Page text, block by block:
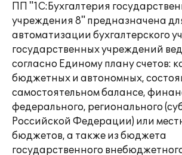
ПП "1С:Бухгалтерия
учреждения 8" предназначена
автоматизации бухгалтерского
государственных учреждений
согласно Единому плану счетов:
бюджетных и автономных,
самостоятельном балансе,
федерального, регионального
Российской Федерации) или
бюджетов, а также из бюджета
государственного